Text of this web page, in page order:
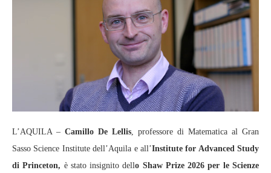
L’AQUILA – Camillo De Lellis , professore di Matematica al Gran
Sasso Science Institute dell’Aquila e all’Institute for Advanced Study
di Princeton, è stato insignito dello Shaw Prize 2026 per le Scienze